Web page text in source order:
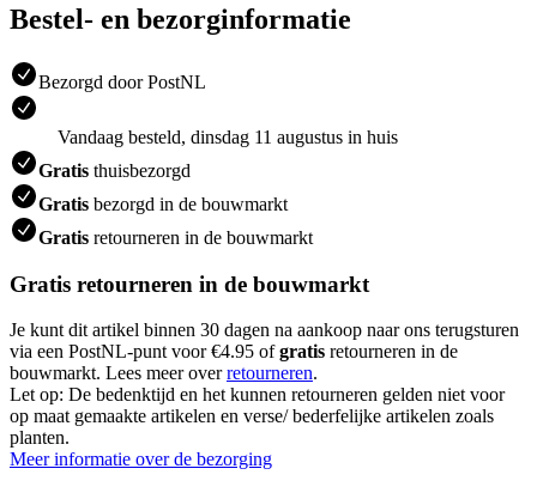
Bestel- en bezorginformatie
Bezorgd door PostNL
Vandaag besteld, dinsdag 11 augustus in huis
Gratis thuisbezorgd
Gratis bezorgd in de bouwmarkt
Gratis retourneren in de bouwmarkt
Gratis retourneren in de bouwmarkt
Je kunt dit artikel binnen 30 dagen na aankoop naar ons terugsturen
via een PostNL-punt voor €4.95 ofgratis retourneren in de
bouwmarkt. Lees meer overretourneren.
Let op: De bedenktijd en het kunnen retourneren gelden niet voor
op maat gemaakte artikelen en verse/ bederfelijke artikelen zoals
planten.
Meer informatie over de bezorging